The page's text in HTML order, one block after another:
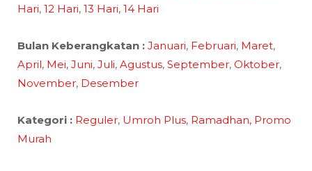
Hari, 12 Hari, 13 Hari, 14 Hari
Bulan Keberangkatan : Januari, Februari, Maret,
April, Mei, Juni, Juli, Agustus, September, Oktober,
November, Desember
Kategori : Reguler, Umroh Plus, Ramadhan, Promo
Murah